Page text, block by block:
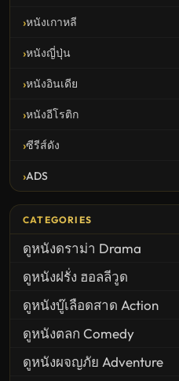
หนังเกาหลี
หนังญี่ปุ่น
หนังอินเดีย
หนังอีโรติก
ซีรีส์ดัง
ADS
CATEGORIES
ดูหนังดราม่า Drama
ดูหนังฝรั่ง ฮอลลีวูด
ดูหนังบู๊เลือดสาด Action
ดูหนังตลก Comedy
ดูหนังผจญภัย Adventure